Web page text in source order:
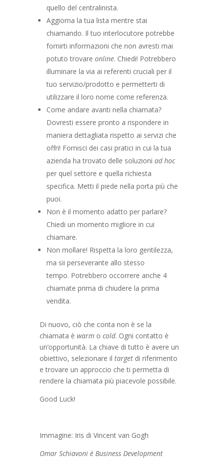
quello del centralinista.
Aggiorna la tua lista mentre stai
chiamando. Il tuo interlocutore potrebbe
fornirti informazioni che non avresti mai
potuto trovare online. Chiedi! Potrebbero
illuminare la via ai referenti cruciali per il
tuo servizio/prodotto e permetterti di
utilizzare il loro nome come referenza.
Come andare avanti nella chiamata?
Dovresti essere pronto a rispondere in
maniera dettagliata rispetto ai servizi che
offri! Fornisci dei casi pratici in cui la tua
azienda ha trovato delle soluzioni ad hoc
per quel settore e quella richiesta
specifica. Metti il piede nella porta più che
puoi.
Non è il momento adatto per parlare?
Chiedi un momento migliore in cui
chiamare.
Non mollare! Rispetta la loro gentilezza,
ma sii perseverante allo stesso
tempo. Potrebbero occorrere anche 4
chiamate prima di chiudere la prima
vendita.
Di nuovo, ciò che conta non è se la
chiamata è warmo cold. Ogni contatto è
un’opportunità. La chiave di tutto è avere un
obiettivo, selezionare il targetdi riferimento
e trovare un approccio che ti permetta di
rendere la chiamata più piacevole possibile.
Good Luck!
Immagine: Iris di Vincent van Gogh
Omar Schiavoni è Business Development